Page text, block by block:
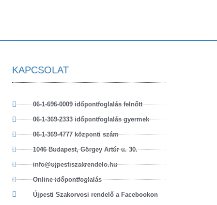
KAPCSOLAT
06-1-696-0009 időpontfoglalás felnőtt
06-1-369-2333 időpontfoglalás gyermek
06-1-369-4777 központi szám
1046 Budapest, Görgey Artúr u. 30.
info@ujpestiszakrendelo.hu
Online időpontfoglalás
Újpesti Szakorvosi rendelő a Facebookon